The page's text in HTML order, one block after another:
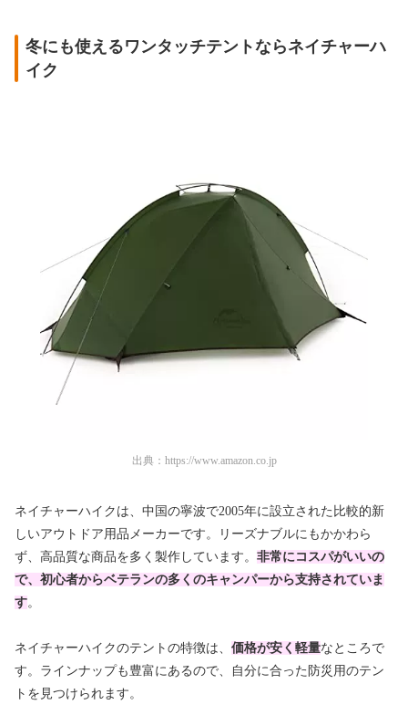
冬にも使えるワンタッチテントならネイチャーハ
イク
出典： https://www.amazon.co.jp
ネイチャーハイクは、中国の寧波で2005年に設立された比較的新
しいアウトドア用品メーカーです。リーズナブルにもかかわら
ず、高品質な商品を多く製作しています。 非常にコスパがいいの
で、初心者からベテランの多くのキャンパーから支持されていま
す。
ネイチャーハイクのテントの特徴は、 価格が安く 軽量なところで
す。ラインナップも豊富にあるので、自分に合った防災用のテン
トを見つけられます。